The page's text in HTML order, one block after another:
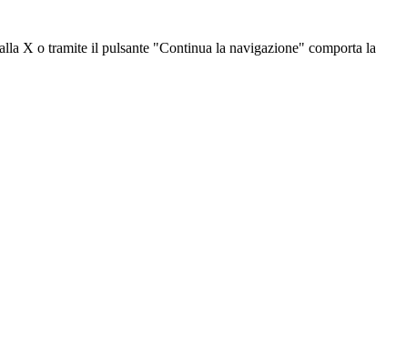
X o tramite il pulsante "Continua la navigazione" comporta la